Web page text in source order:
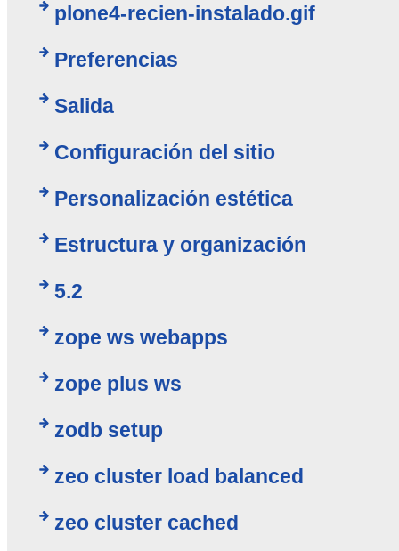
plone4-recien-instalado.gif
Preferencias
Salida
Configuración del sitio
Personalización estética
Estructura y organización
5.2
zope ws webapps
zope plus ws
zodb setup
zeo cluster load balanced
zeo cluster cached